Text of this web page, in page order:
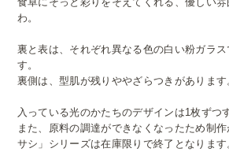
わ。
裏と表は、それぞれ異なる色の白い粉ガラ
す。
裏側は、型肌が残りややざらつきがあります
入っている光のかたちのデザインは1枚ずつ
また、原料の調達ができなくなったため制
サシ」シリーズは在庫限りで終了となります